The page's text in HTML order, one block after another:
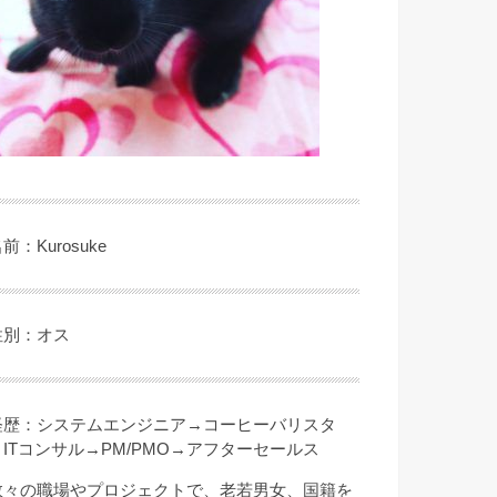
前：Kurosuke
別：オス
歴：システムエンジニア→コーヒーバリスタ
コンサル→PM/PMO→アフターセールス
々の職場やプロジェクトで、老若男女、国籍を